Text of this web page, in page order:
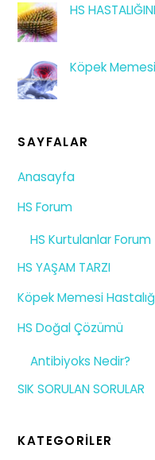
HS
Köpek
SAYFALAR
Anasayfa
HS Forum
HS Kurtulanlar Forum
HS YAŞAM TARZI
Köpek Memesi
HS Doğal Çözümü
Antibiyoks Nedir?
SIK SORULAN SORULAR
KATEGORILER